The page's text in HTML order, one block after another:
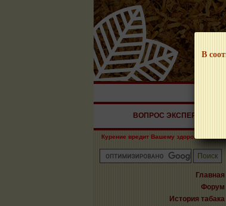
В
НАШ
ВОПРОС ЭКСПЕРТУ
Курение вредит Вашему здоровью!
Главная
Форум
История табака